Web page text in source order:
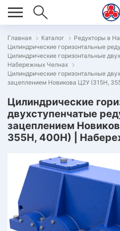
Главная Каталог
Редукторы в
Цилиндрические горизонтальные
Цилиндрические горизонтальные
Набережных Челнах
Цилиндрические горизонтальные
зацеплением Новикова Ц2У (315Н,
Цилиндрические
двухступенчатые
зацеплением
355Н, 400Н) |